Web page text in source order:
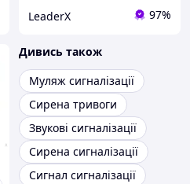
LeaderX 97%
Дивись також
Муляж сигналізації
Сирена тривоги
Звукові сигналізації
Сирена сигналізації
Сигнал сигналізації